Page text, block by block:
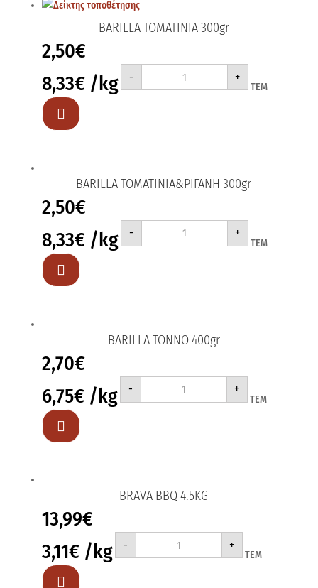
BARILLA ΤΟΜΑΤΙΝΙΑ 300gr
2,50€
8,33€ /kg -
BARILLA
ΤΟΜΑΤΙΝΙΑ
300gr
+
ΤΕΜ

BARILLA ΤΟΜΑΤΙΝΙΑ&ΡΙΓΑΝΗ 300gr
2,50€
8,33€ /kg -
BARILLA
ΤΟΜΑΤΙΝΙΑ&ΡΙΓΑΝΗ
300gr
+
ΤΕΜ

BARILLA ΤΟΝΝΟ 400gr
2,70€
6,75€ /kg -
BARILLA
400gr
+
ΤΕΜ

BRAVA BBQ 4.5KG
13,99€
3,11€ /kg -
BRAVA
4.5KG
+
ΤΕΜ
